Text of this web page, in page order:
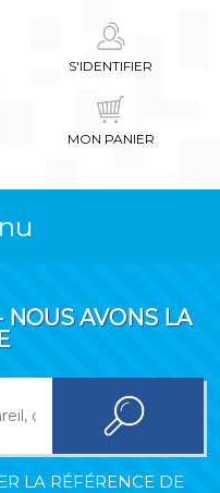
S'IDENTIFIER
MON PANIER
NOUS AVONS LA
LA RÉFÉRENCE DE